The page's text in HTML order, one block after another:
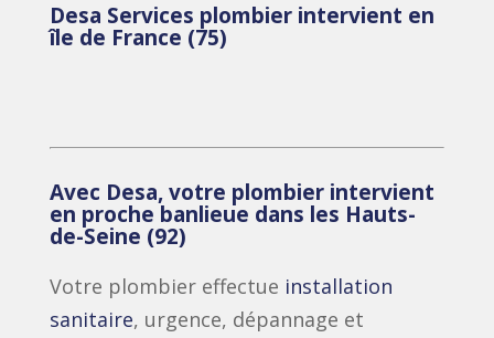
Desa Services plombier intervient en
île de France (75)
Avec Desa, votre plombier intervient
en proche banlieue dans les Hauts-
de-Seine (92)
Votre plombier effectue installation
sanitaire, urgence, dépannage et